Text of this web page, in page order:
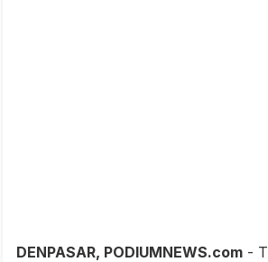
DENPASAR, PODIUMNEWS.com -